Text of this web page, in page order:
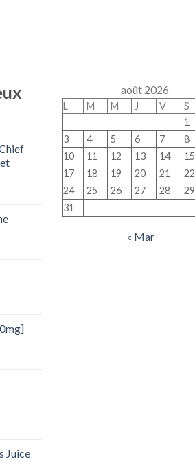
Juice
août 2026
L M M J V S
1
3
4 5 6 7 8
10
11 12 13 14 15
17
18 19 20 21 22
24
25 26 27 28 29
31
« Mar